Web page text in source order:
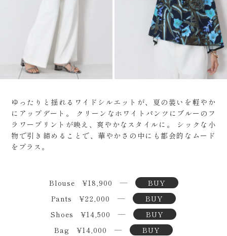
ゆったりと揺れるワイドシルエットが、夏の装いを軽やか
にアップデート。
クリーンなホワイトパンツにブルーのフ
ラワープリントが映え、爽やかなスタイルに。
シックな小
物で引き締めることで、華やかさの中にも都会的なムード
をプラス。
Blouse ¥18,900 ―
BUY
Pants ¥22,000 ―
BUY
Shoes ¥14,500 ―
BUY
Bag ¥14,000 ―
BUY